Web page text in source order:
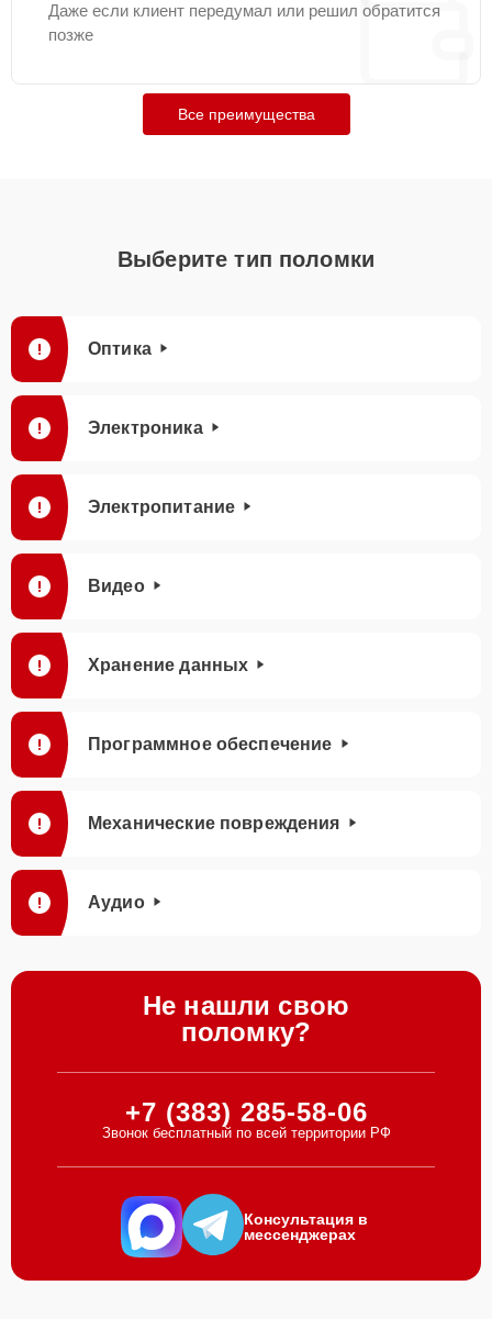
Даже если клиент передумал или решил обратится
позже
Все преимущества
Выберите тип поломки
Оптика
Электроника
Электропитание
Видео
Хранение данных
Программное обеспечение
Механические повреждения
Аудио
Не нашли свою
поломку?
+7 (383) 285-58-06
Звонок бесплатный по всей территории РФ
Консультация в
мессенджерах